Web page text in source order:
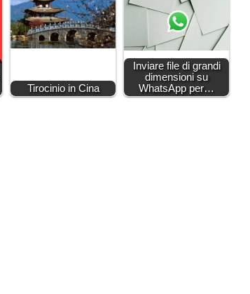
Tirocinio in Cina
Inviare file di grandi
dimensioni su
WhatsApp per…